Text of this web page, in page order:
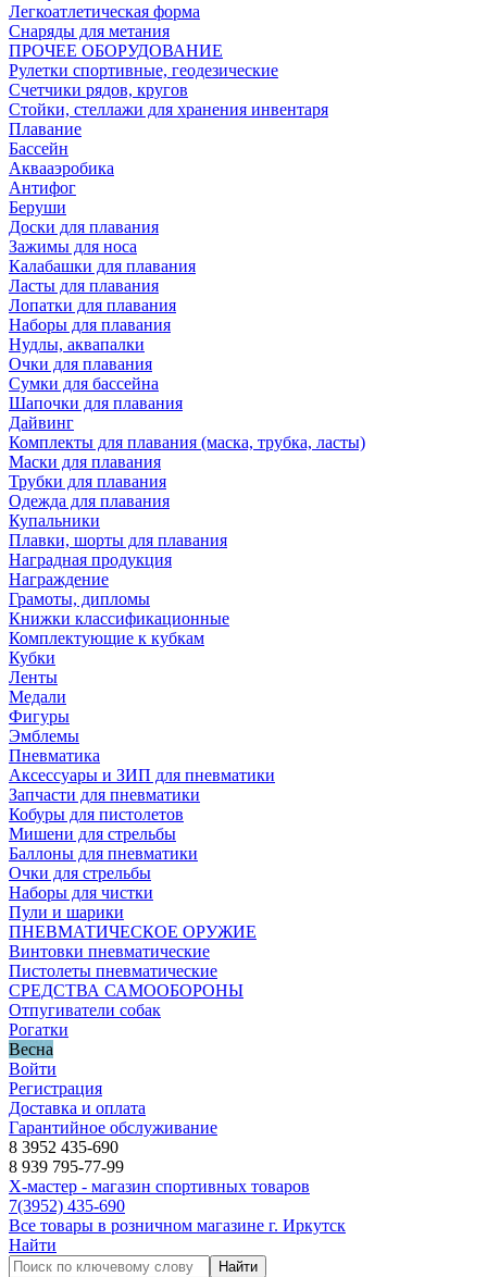
Легкоатлетическая форма
Снаряды для метания
ПРОЧЕЕ ОБОРУДОВАНИЕ
Рулетки спортивные, геодезические
Счетчики рядов, кругов
Стойки, стеллажи для хранения инвентаря
Плавание
Бассейн
Аквааэробика
Антифог
Беруши
Доски для плавания
Зажимы для носа
Калабашки для плавания
Ласты для плавания
Лопатки для плавания
Наборы для плавания
Нудлы, аквапалки
Очки для плавания
Сумки для бассейна
Шапочки для плавания
Дайвинг
Комплекты для плавания (маска, трубка, ласты)
Маски для плавания
Трубки для плавания
Одежда для плавания
Купальники
Плавки, шорты для плавания
Наградная продукция
Награждение
Грамоты, дипломы
Книжки классификационные
Комплектующие к кубкам
Кубки
Ленты
Медали
Фигуры
Эмблемы
Пневматика
Аксессуары и ЗИП для пневматики
Запчасти для пневматики
Кобуры для пистолетов
Мишени для стрельбы
Баллоны для пневматики
Очки для стрельбы
Наборы для чистки
Пули и шарики
ПНЕВМАТИЧЕСКОЕ ОРУЖИЕ
Винтовки пневматические
Пистолеты пневматические
СРЕДСТВА САМООБОРОНЫ
Отпугиватели собак
Рогатки
Весна
Войти
Регистрация
Доставка и оплата
Гарантийное обслуживание
8 3952 435-690
8 939 795-77-99
Х-мастер - магазин спортивных товаров
7(3952) 435-690
Все товары в розничном магазине г. Иркутск
Найти
Найти